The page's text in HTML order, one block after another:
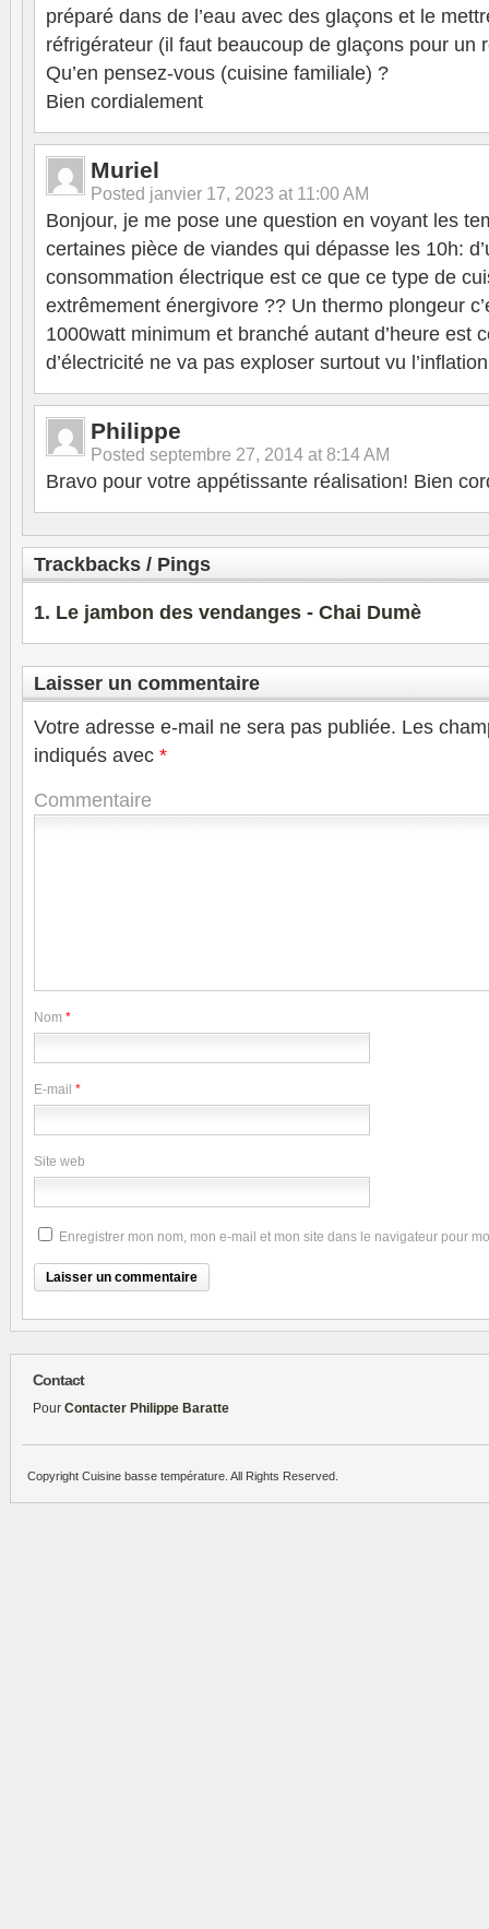
préparé dans de l’eau avec des glaçons et le
réfrigérateur (il faut beaucoup de glaçons pour un
Qu’en pensez-vous (cuisine familiale) ?
Bien cordialement
Muriel
Posted janvier 17, 2023 at 11:00 AM
Bonjour, je me pose une question en voyant les
certaines pièce de viandes qui dépasse les 10h:
consommation électrique est ce que ce type de
extrêmement énergivore ?? Un thermo plongeur
1000watt minimum et branché autant d’heure est
d’électricité ne va pas exploser surtout vu
Philippe
Posted septembre 27, 2014 at 8:14 AM
Bravo pour votre appétissante réalisation! Bien
Trackbacks / Pings
Le jambon des vendanges - Chai Dumè
Laisser un commentaire
Votre adresse e-mail ne sera pas publiée. Les
indiqués avec *
Commentaire
Nom *
E-mail *
Site web
Enregistrer mon nom, mon e-mail et mon site dans le navigateur pour
Contact
Pour Contacter Philippe Baratte
Copyright Cuisine basse température. All Rights Reserved.